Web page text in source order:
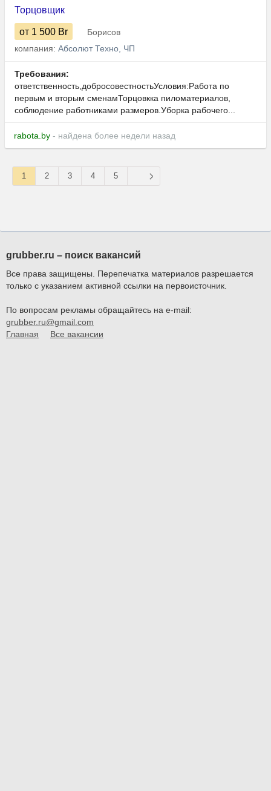
Торцовщик
от 1 500 Br
Борисов
компания: Абсолют Техно, ЧП
Требования:
ответственность,добросовестностьУсловия:Работа по
первым и вторым сменамТорцовкка пиломатериалов,
соблюдение работниками размеров.Уборка рабочего...
rabota.by - найдена более недели назад
1 2 3 4 5
grubber.ru – поиск вакансий
Все права защищены. Перепечатка материалов разрешается
только с указанием активной ссылки на первоисточник.
По вопросам рекламы обращайтесь на e-mail:
grubber.ru@gmail.com
Главная
Все вакансии